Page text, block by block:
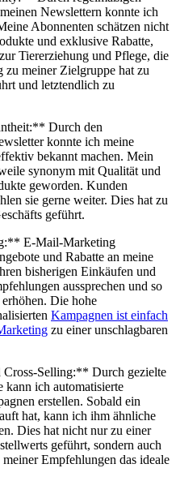
⁢Newslettern‌ konnte ich
Abonnenten schätzen nicht‍
und exklusive Rabatte,
Tiererziehung und ‍Pflege, die
⁣meiner Zielgruppe hat zu‍
und letztendlich zu
Durch den
konnte ich meine
bekannt machen. Mein
synonym mit Qualität und
geworden. Kunden
sie gerne weiter. Dies hat zu
geführt.
E-Mail-Marketing
und Rabatte an meine
bisherigen Einkäufen und
aussprechen und so
Die hohe
Kampagnen ist einfach
zu ​einer unschlagbaren
Selling:** Durch⁢ gezielte
kann⁣ ich automatisierte
erstellen. Sobald ein
hat,⁢ kann ich‌ ihm ähnliche
Dies hat nicht nur zu einer
geführt, sondern auch
⁢Empfehlungen das​ ideale